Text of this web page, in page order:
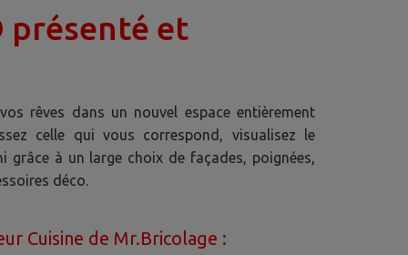
présenté et
rêves dans un nouvel espace entièrement
celle qui vous correspond, visualisez le
grâce à un large choix de façades, poignées,
déco.
Cuisine de Mr.Bricolage :